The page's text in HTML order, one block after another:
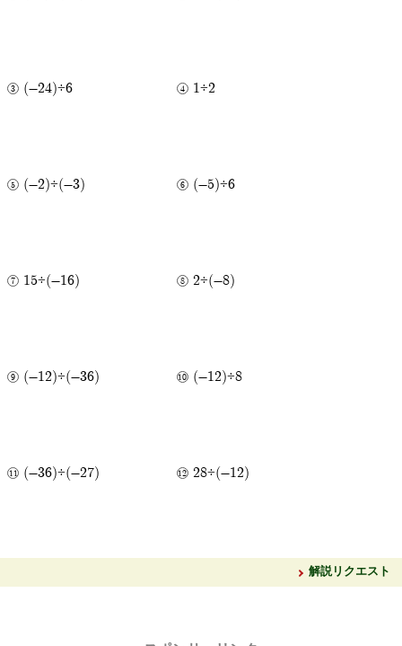
(-24)÷6 1÷2
(-2)÷(-3) (-5)÷6
15÷(-16) 2÷(-8)
(-12)÷(-36) (-12)÷8
(-36)÷(-27) 28÷(-12)
解説リクエスト